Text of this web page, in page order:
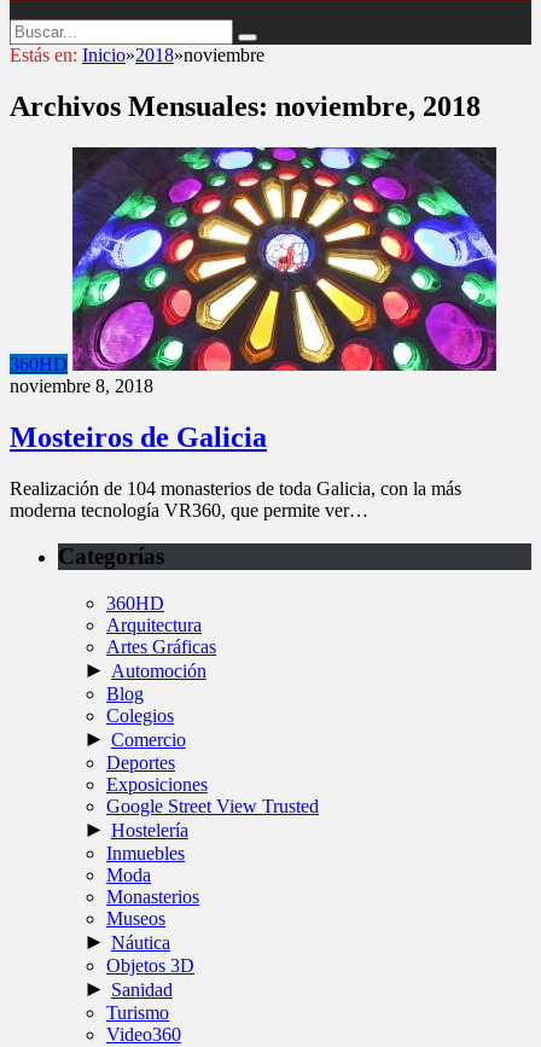
Estás en: Inicio»2018»noviembre
Archivos Mensuales: noviembre, 2018
360HD
noviembre 8, 2018
Mosteiros de Galicia
Realización de 104 monasterios de toda Galicia, con la más
moderna tecnología VR360, que permite ver…
Categorías
360HD
Arquitectura
Artes Gráficas
► Automoción
Blog
Colegios
► Comercio
Deportes
Exposiciones
Google Street View Trusted
► Hostelería
Inmuebles
Moda
Monasterios
Museos
► Náutica
Objetos 3D
► Sanidad
Turismo
Video360